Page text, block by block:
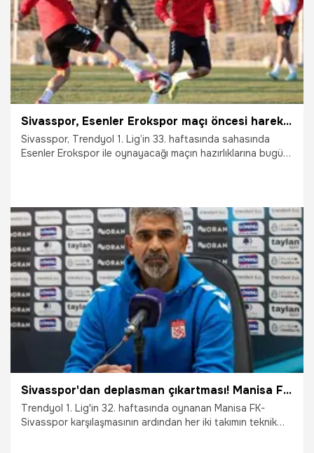
Sivasspor, Esenler Erokspor maçı öncesi harekete geçti
Sivasspor, Trendyol 1. Lig’in 33. haftasında sahasında
Esenler Erokspor ile oynayacağı maçın hazırlıklarına bugün
28.03.2026 Sivas
Sivasspor'dan deplasman çıkartması! Manisa FK'yı evinde devirdi: Tek gol üç puan...
Trendyol 1. Lig'in 32. haftasında oynanan Manisa FK-
Sivasspor karşılaşmasının ardından her iki takımın teknik